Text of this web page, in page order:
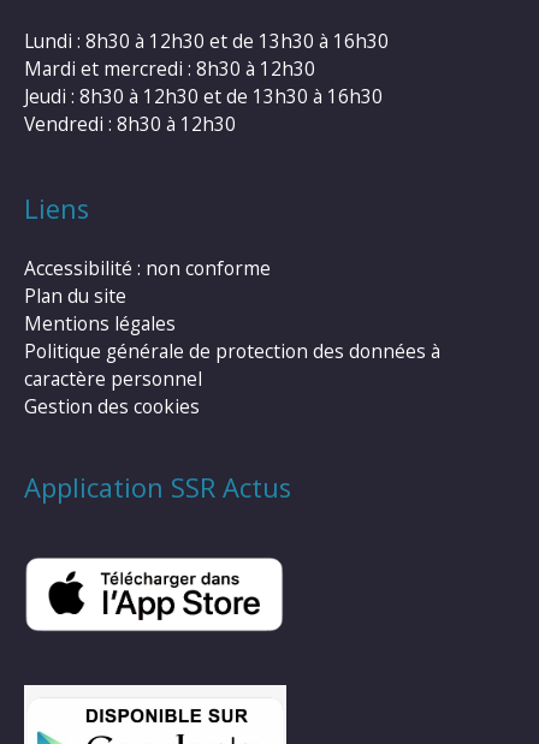
Lundi : 8h30 à 12h30 et de 13h30 à 16h30
Mardi et mercredi : 8h30 à 12h30
Jeudi : 8h30 à 12h30 et de 13h30 à 16h30
Vendredi : 8h30 à 12h30
Liens
Accessibilité : non conforme
Plan du site
Mentions légales
Politique générale de protection des données à
caractère personnel
Gestion des cookies
Application SSR Actus